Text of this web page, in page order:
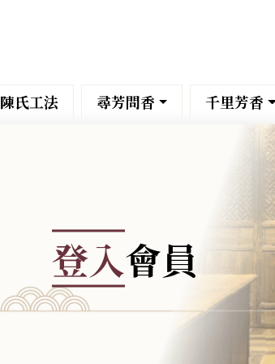
陳氏工法 尋芳問香 千里芳香
登入會員